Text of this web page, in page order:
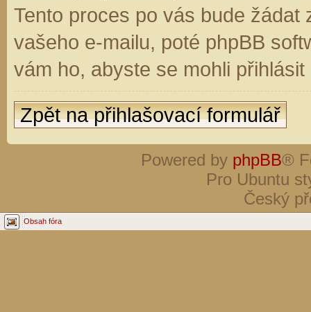
Tento proces po vás bude
vašeho e-mailu, poté phpBB
vám ho, abyste se mohli
Zpět na přihlašovací formulář
Powered by phpBB®
Pro Ubuntu
Český
Obsah fóra